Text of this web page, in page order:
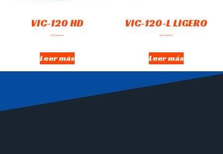
VIC-120 HD
Hay existencias
Leer más
VIC-120-L LIGERO
Hay existencias
Leer más